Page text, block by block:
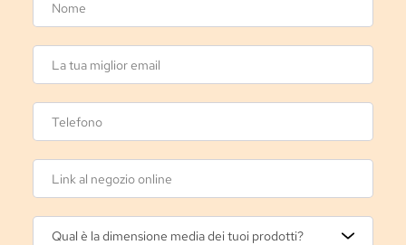
Qual è la dimensione media dei tuoi prodotti?